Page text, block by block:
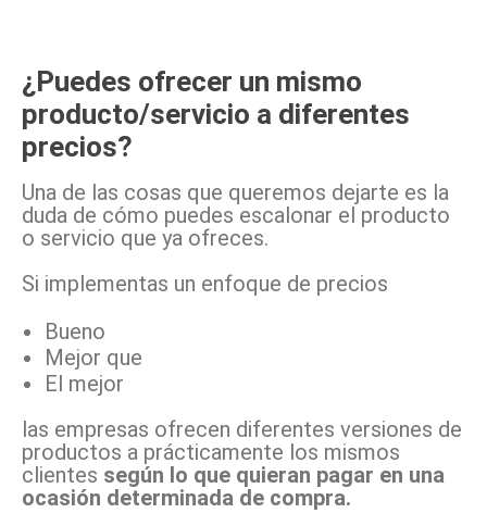
¿Puedes ofrecer un mismo
producto/servicio a diferentes
precios?
Una de las cosas que queremos dejarte es la
duda de cómo puedes escalonar el producto
o servicio que ya ofreces.
Si implementas un enfoque de precios
Bueno
Mejor que
El mejor
las empresas ofrecen diferentes versiones de
productos a prácticamente los mismos
clientes según lo que quieran pagar en una
ocasión determinada de compra.